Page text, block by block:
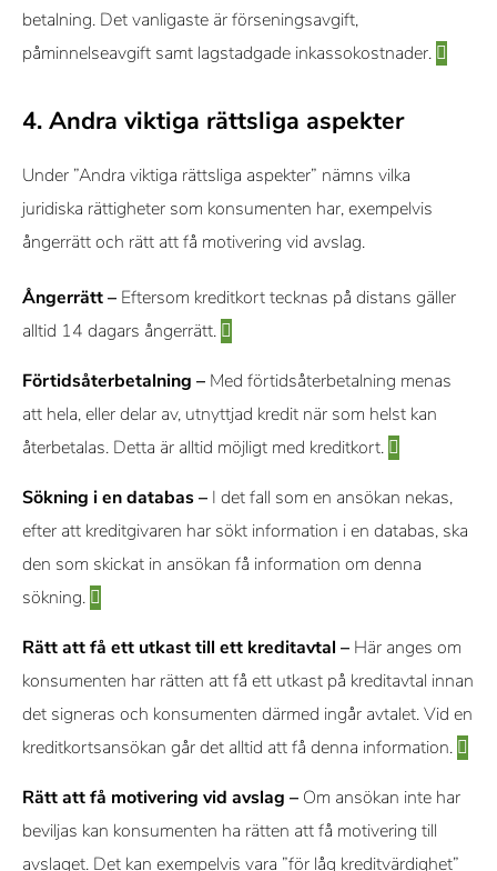
betalning. Det vanligaste är förseningsavgift,
påminnelseavgift samt lagstadgade inkassokostnader.
4. Andra viktiga rättsliga aspekter
Under ”Andra viktiga rättsliga aspekter” nämns vilka
juridiska rättigheter som konsumenten har, exempelvis
ångerrätt och rätt att få motivering vid avslag.
Ångerrätt – Eftersom kreditkort tecknas på distans gäller
alltid 14 dagars ångerrätt.
Förtidsåterbetalning – Med förtidsåterbetalning menas
att hela, eller delar av, utnyttjad kredit när som helst kan
återbetalas. Detta är alltid möjligt med kreditkort.
Sökning i en databas – I det fall som en ansökan nekas,
efter att kreditgivaren har sökt information i en databas, ska
den som skickat in ansökan få information om denna
sökning.
Rätt att få ett utkast till ett kreditavtal – Här anges om
konsumenten har rätten att få ett utkast på kreditavtal innan
det signeras och konsumenten därmed ingår avtalet. Vid en
kreditkortsansökan går det alltid att få denna information.
Rätt att få motivering vid avslag – Om ansökan inte har
beviljas kan konsumenten ha rätten att få motivering till
avslaget. Det kan exempelvis vara ”för låg kreditvärdighet”